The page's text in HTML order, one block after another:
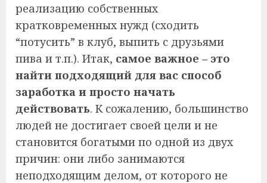
реализацию собственных
кратковременных нужд (сходить
“потусить” в клуб, выпить с друзьями
пива и т.п.). Итак, самое важное – это
найти подходящий для вас способ
заработка и просто начать
действовать. К сожалению, большинство
людей не достигает своей цели и не
становится богатыми по одной из двух
причин: они либо занимаются
неподходящим делом, от которого не